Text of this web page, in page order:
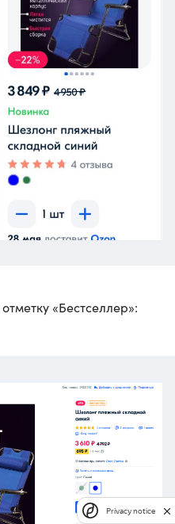
«Бестселлер»:
Privacy notice